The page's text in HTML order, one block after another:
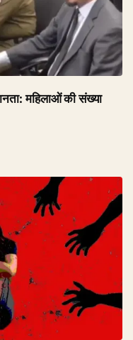
महिलाओं की संख्या